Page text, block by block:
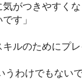
がつきやすく
す」
ルのためにプレ
うわけでもない